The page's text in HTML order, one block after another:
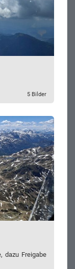
5 Bilder
dazu Freigabe